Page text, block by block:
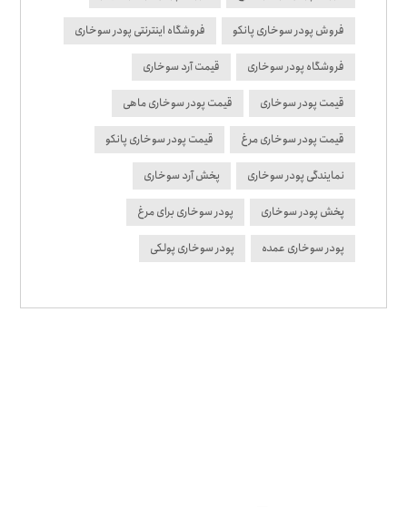
فروش پودر سوخاری پانکو فروشگاه اینترنتی پودر سوخاری
فروشگاه پودر سوخاری قیمت آرد سوخاری
قیمت پودر سوخاری قیمت پودر سوخاری ماهی
قیمت پودر سوخاری مرغ قیمت پودر سوخاری پانکو
نمایندگی پودر سوخاری پخش آرد سوخاری
پخش پودر سوخاری پودر سوخاری برای مرغ
پودر سوخاری عمده پودر سوخاری پولکی